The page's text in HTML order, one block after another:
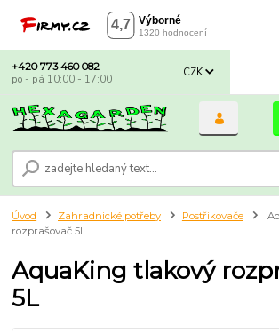
CZK
+420 773 460 082
po - pá 10:00 - 17:00
Úvod Zahradnické potřeby Postřikovače
rozprašovač 5L
AquaKing tlakový
5L